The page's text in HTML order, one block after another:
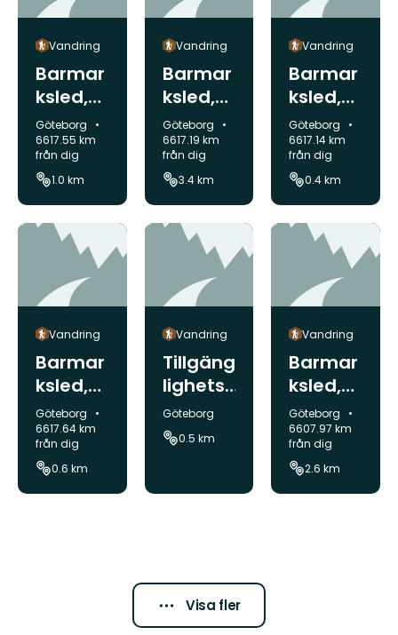
Vandring
Barmar
ksled,
Välen
Kommun:
Göteborg
6617.55 km
från dig
1.0 km
Vandring
Barmar
ksled,
Välen
Kommun:
Göteborg
6617.19 km
från dig
3.4 km
Vandring
Barmar
ksled,
Välen
Kommun:
Göteborg
6617.14 km
från dig
0.4 km
Vandring
Barmar
ksled,
Välen
Kommun:
Göteborg
6617.64 km
från dig
0.6 km
Vandring
Tillgäng
lighets
anpass
ad led
Kommun:
Göteborg
0.5 km
Vandring
Barmar
ksled,
Galterö
Kommun:
Göteborg
6607.97 km
från dig
2.6 km
Visa fler